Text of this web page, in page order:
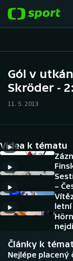
Hokej
Cyklistika
DALŠÍ SPORTY
Americký fotbal
Baseball a
Basketbal
NEPŘEHLÉDNĚTE
Historické
Gól v
Skröder -
11. 5. 2013
Videa k tématu
–
Články k
Nejlépe